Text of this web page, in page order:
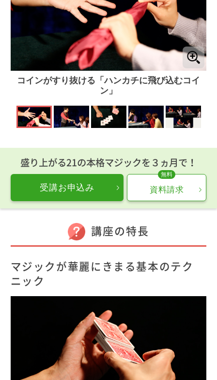
コインがすり抜ける「ハンカチに飛び込むコイ
ン」
盛り上がる21の本格マジックを３ヵ月で！
受講お申込み 資料請求
講座の特長
マジックが華麗にきまる基本のテク
ニック